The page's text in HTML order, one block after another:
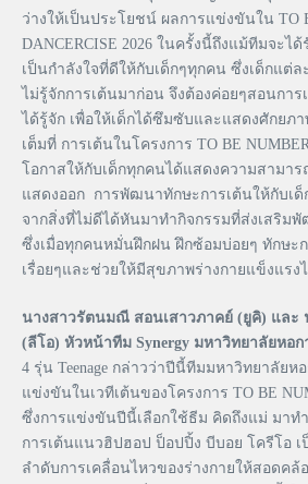
ว่างให้เป็นประโยชน์ ผลการแข่งขันใน TO
DANCERCISE 2026 ในครั้งนี้ถึงแม้ทีมจะไ
เป็นกำลังใจที่ดีให้กับเด็กๆทุกคน ซึ่งเด็กแต่
ไม่รู้จักการเต้นมาก่อน จึงต้องค่อยๆสอนการ
ได้รู้จัก เพื่อให้เด็กได้ซึมซับและแสดงศักยภา
เต็มที่ การเต้นในโครงการ TO BE
โอกาสให้กับเด็กทุกคนได้แสดงความสามาร
แสดงออก การพัฒนาทักษะการเต้นให้กับเด็
จากสิ่งที่ไม่ดีได้หันมาทำกิจกรรมที่ส่งเสริม
ซึ่งเมื่อทุกคนหมั่นฝึกฝน ฝึกซ้อมบ่อยๆ ทักษ
เรื่อยๆและช่วยให้มีสุขภาพร่างกายแข็งแรง
นางสาวรัตนมณี สอนเสาวภาคย์ (ยูคิ) และ
(ลีโอ) หัวหน้าทีม Synergy มหาวิทยาลัยหอก
4 รุ่น Teenage กล่าวว่าปีนี้ทีมมหาวิทยาลัยห
แข่งขันในเวทีเต้นของโครงการ TO BE
ซึ่งการแข่งขันปีนี้เลือกใช้ธีม คิดถึงแม่ มาท
การเต้นแนวฮิปฮอป ป็อปปิ้ง บีบอย โครีโอ
ลำดับการเคลื่อนไหวของร่างกายให้สอดคล้